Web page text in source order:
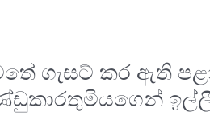
ගැසට් කර ඇති